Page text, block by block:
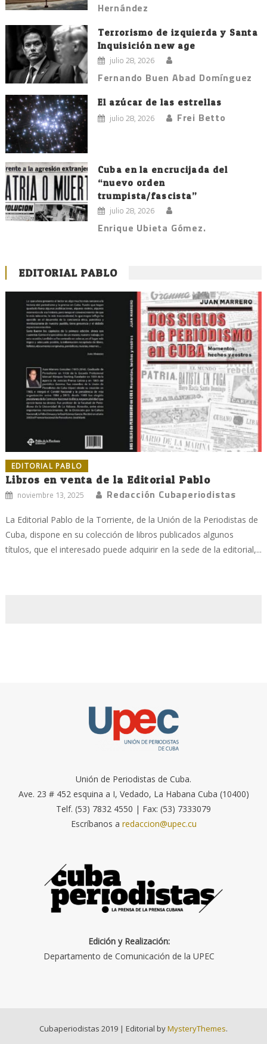
Hernández
Terrorismo de izquierda y Santa
Inquisición new age
julio 28, 2026
Fernando Buen Abad Domínguez
El azúcar de las estrellas
julio 28, 2026 Frei Betto
Cuba en la encrucijada del
“nuevo orden
trumpista/fascista”
julio 28, 2026
Enrique Ubieta Gómez.
EDITORIAL PABLO
EDITORIAL PABLO
Libros en venta de la Editorial Pablo
noviembre 13, 2025 Redacción Cubaperiodistas
La Editorial Pablo de la Torriente, de la Unión de la Periodistas de
Cuba, dispone en su colección de libros publicados algunos
títulos, que el interesado puede adquirir en la sede de la editorial,...
Unión de Periodistas de Cuba.
Ave. 23 # 452 esquina a I, Vedado, La Habana Cuba (10400)
Telf. (53) 7832 4550 | Fax: (53) 7333079
Escríbanos a redaccion@upec.cu
Edición y Realización:
Departamento de Comunicación de la UPEC
Cubaperiodistas 2019 | Editorial byMysteryThemes.